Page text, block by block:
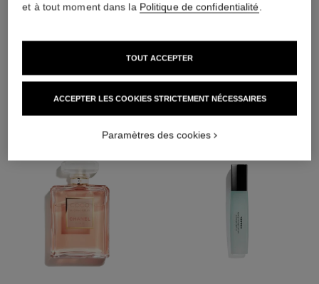
L'ACCORD PARFAIT
et à tout moment dans la Politique de confidentialité
ACCEPTER LES COOKIES STRICTEMENT NÉCESSAIRES
TOUT ACCEPTER
Paramètres des cookies